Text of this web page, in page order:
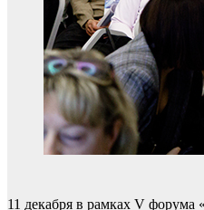
11 декабря в рамках V форума